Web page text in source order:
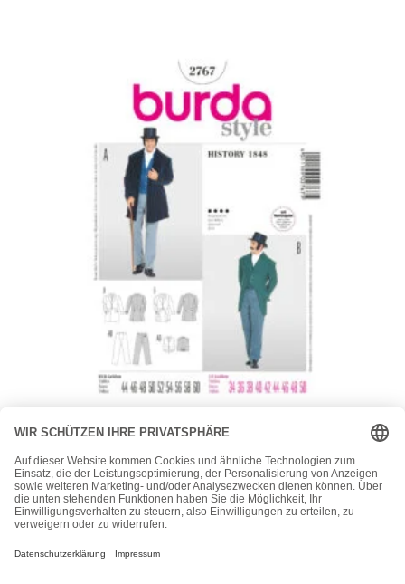
Burda
Burda Style Schnittmuster Nr. 2767 – Steampunk –
Historischer Herrenanzug um 1848 – Frack, Hose und
Weste
19,90€